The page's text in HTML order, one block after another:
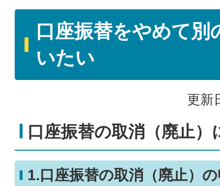
口座振替をやめて別
いたい
更新
口座振替の取消（廃止）
1.口座振替の取消（廃止）